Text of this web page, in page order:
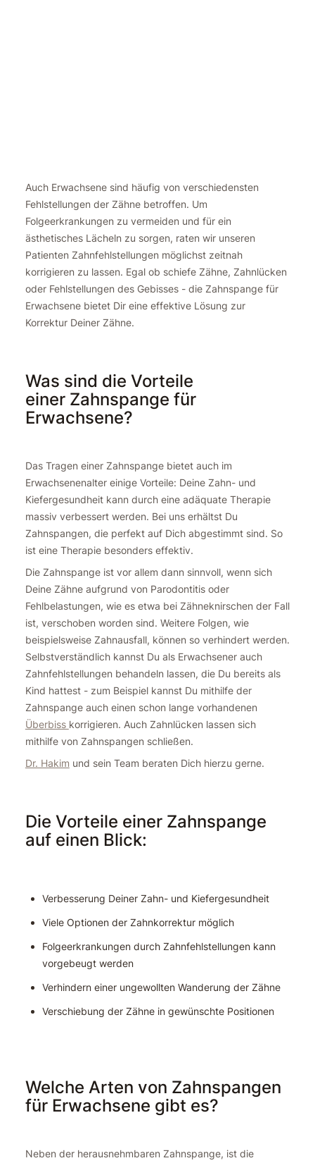
Auch Erwachsene sind häufig von verschiedensten
Fehlstellungen der Zähne betroffen. Um
Folgeerkrankungen zu vermeiden und für ein
ästhetisches Lächeln zu sorgen, raten wir unseren
Patienten Zahnfehlstellungen möglichst zeitnah
korrigieren zu lassen. Egal ob schiefe Zähne, Zahnlücken
oder Fehlstellungen des Gebisses - die Zahnspange für
Erwachsene bietet Dir eine effektive Lösung zur
Korrektur Deiner Zähne.
Was sind die Vorteile
einer Zahnspange für
Erwachsene?
Das Tragen einer Zahnspange bietet auch im
Erwachsenenalter einige Vorteile: Deine Zahn- und
Kiefergesundheit kann durch eine adäquate Therapie
massiv verbessert werden. Bei uns erhältst Du
Zahnspangen, die perfekt auf Dich abgestimmt sind. So
ist eine Therapie besonders effektiv.
Die Zahnspange ist vor allem dann sinnvoll, wenn sich
Deine Zähne aufgrund von Parodontitis oder
Fehlbelastungen, wie es etwa bei Zähneknirschen der Fall
ist, verschoben worden sind. Weitere Folgen, wie
beispielsweise Zahnausfall, können so verhindert werden.
Selbstverständlich kannst Du als Erwachsener auch
Zahnfehlstellungen behandeln lassen, die Du bereits als
Kind hattest - zum Beispiel kannst Du mithilfe der
Zahnspange auch einen schon lange vorhandenen
Überbiss korrigieren. Auch Zahnlücken lassen sich
mithilfe von Zahnspangen schließen.
Dr. Hakim und sein Team beraten Dich hierzu gerne.
Die Vorteile einer Zahnspange
auf einen Blick:
Verbesserung Deiner Zahn- und Kiefergesundheit
Viele Optionen der Zahnkorrektur möglich
Folgeerkrankungen durch Zahnfehlstellungen kann
vorgebeugt werden
Verhindern einer ungewollten Wanderung der Zähne
Verschiebung der Zähne in gewünschte Positionen
Welche Arten von Zahnspangen
für Erwachsene gibt es?
Neben der herausnehmbaren Zahnspange, ist die